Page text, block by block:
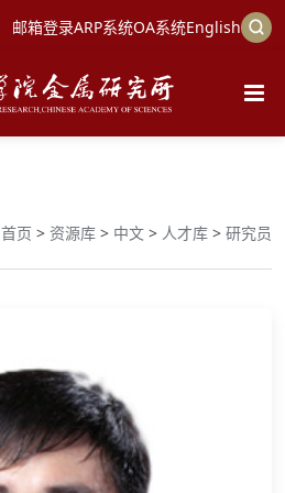
邮箱登录ARP系统OA系统English
首页 > 资源库 > 中文 > 人才库 > 研究员